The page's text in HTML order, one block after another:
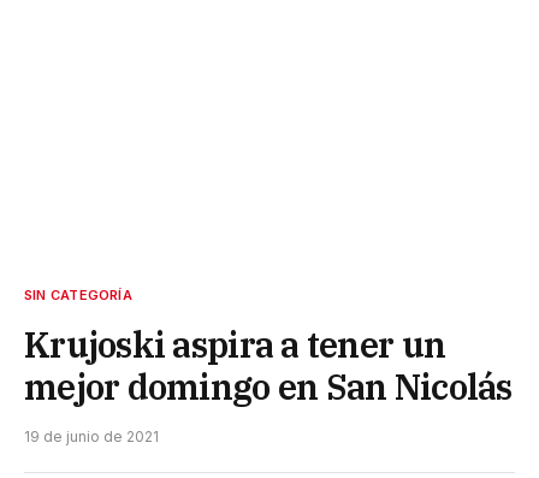
SIN CATEGORÍA
Krujoski aspira a tener un
mejor domingo en San Nicolás
19 de junio de 2021